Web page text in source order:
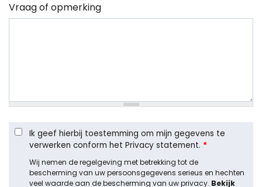
Vraag of opmerking
Ik geef hierbij toestemming om mijn gegevens te
verwerken conform het Privacy statement. *
Wij nemen de regelgeving met betrekking tot de
bescherming van uw persoonsgegevens serieus en hechten
veel waarde aan de bescherming van uw privacy. Bekijk